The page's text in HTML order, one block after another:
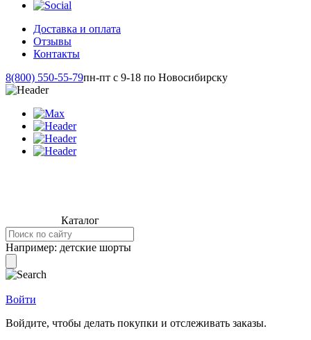
Доставка и оплата
Отзывы
Контакты
8(800) 550-55-79пн-пт с 9-18 по Новосибирску
Каталог
Например: детские шорты
Войти
Войдите, чтобы делать покупки и отслеживать заказы.